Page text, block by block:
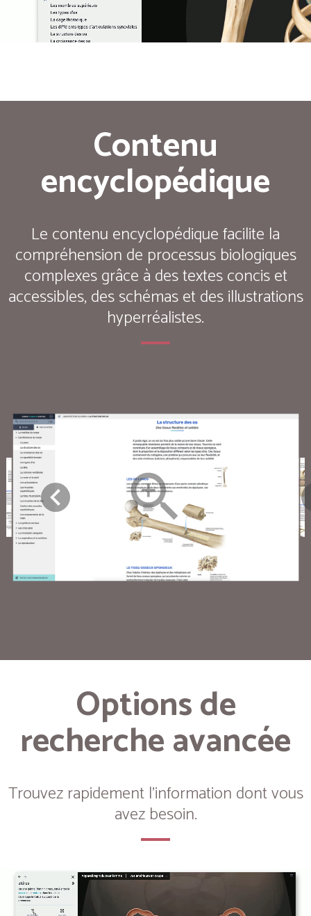
Contenu
encyclopédique
Le contenu encyclopédique facilite la
compréhension de processus biologiques
complexes grâce à des textes concis et
accessibles, des schémas et des illustrations
hyperréalistes.
Options de
recherche avancée
Trouvez rapidement l'information dont vous
avez besoin.